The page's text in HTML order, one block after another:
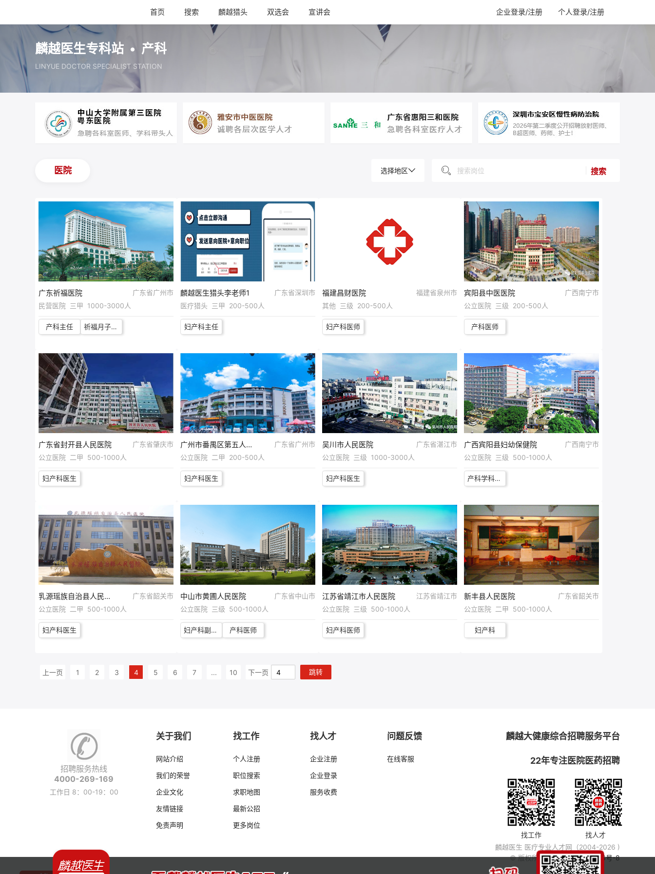
首页 搜索 麟越猎头 双选会 宣讲会 企业登录/注册 个人登录/注册
麟越医生专科站 • 产科
LINYUE DOCTOR SPECIALIST STATION
医院
广东祈福医院
广东省广州市
民营医院 三甲 1000-3000人
产科主任 祈福月子中心产康师
麟越医生猎头李老师1
广东省深圳市
医疗猎头 三甲 200-500人
妇产科主任
福建昌财医院
福建省泉州市
其他 三级 200-500人
妇产科医师
宾阳县中医医院
广西南宁市
公立医院 三级 200-500人
产科医师
广东省封开县人民医院
广东省肇庆市
公立医院 二甲 500-1000人
妇产科医生
广州市番禺区第五人民医院
广东省广州市
公立医院 二甲 200-500人
妇产科医生
吴川市人民医院
广东省湛江市
公立医院 三级 1000-3000人
妇产科医生
广西宾阳县妇幼保健院
广西南宁市
公立医院 三级 500-1000人
产科学科带头人
乳源瑶族自治县人民医院
广东省韶关市
公立医院 二甲 500-1000人
妇产科医生
中山市黄圃人民医院
广东省中山市
公立医院 三级 500-1000人
妇产科副主任医师或主任医师 产科医师
江苏省靖江市人民医院
江苏省靖江市
公立医院 三级 500-1000人
妇产科医师
新丰县人民医院
广东省韶关市
公立医院 二甲 500-1000人
妇产科
上一页 1 2 3 4 5 6 7 ... 10 下一页 跳转
选择地区 搜索
招聘服务热线
4000-269-169
工作日 8：00-19：00
关于我们
网站介绍
我们的荣誉
企业文化
友情链接
免责声明
找工作
个人注册
职位搜索
求职地图
最新公招
更多岗位
找人才
企业注册
企业登录
服务收费
问题反馈
在线客服
麟越大健康综合招聘服务平台
22年专注医院医药招聘
找人才
找工作
麟越医生 医疗专业人才网（2004-2026 )
© 版权所有粤ICP备14007846号-8